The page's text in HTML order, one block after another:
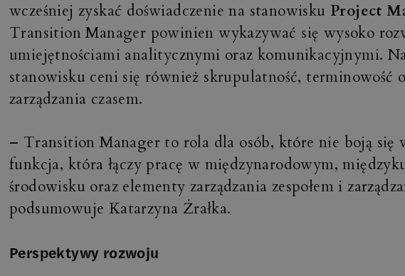
wcześniej zyskać doświadczenie na stanowisku Project
Transition Manager powinien wykazywać się wysoko
umiejętnościami analitycznymi oraz komunikacyjnymi.
stanowisku ceni się również skrupulatność, terminowość
zarządzania czasem.
– Transition Manager to rola dla osób, które nie boją się
funkcja, która łączy pracę w międzynarodowym,
środowisku oraz elementy zarządzania zespołem i
podsumowuje Katarzyna Żrałka.
Perspektywy rozwoju